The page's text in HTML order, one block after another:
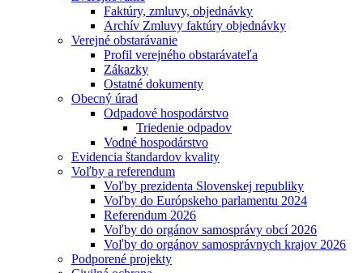
Faktúry, zmluvy, objednávky
Archív Zmluvy faktúry objednávky
Verejné obstarávanie
Profil verejného obstarávateľa
Zákazky
Ostatné dokumenty
Obecný úrad
Odpadové hospodárstvo
Triedenie odpadov
Vodné hospodárstvo
Evidencia štandardov kvality
Voľby a referendum
Voľby prezidenta Slovenskej republiky
Voľby do Európskeho parlamentu 2024
Referendum 2026
Voľby do orgánov samosprávy obcí 2026
Voľby do orgánov samosprávnych krajov 2026
Podporené projekty